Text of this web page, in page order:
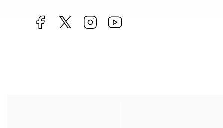
Facebookhttps://twitter.com/worldofchilli
Instagram